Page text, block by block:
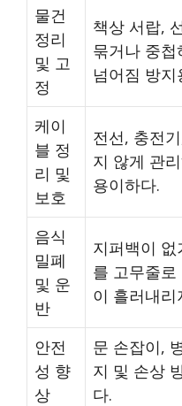
물건
정리
및 고
정
책상 서랍,
묶거나 중
넘어짐 방
케이
블 정
리 및
보호
전선, 충전
지 않게 관
용이하다.
음식
밀폐
및 운
반
지퍼백이
를 고무줄
이 흘러내리
안전
성 향
상
문 손잡이,
지 및 손상
다.